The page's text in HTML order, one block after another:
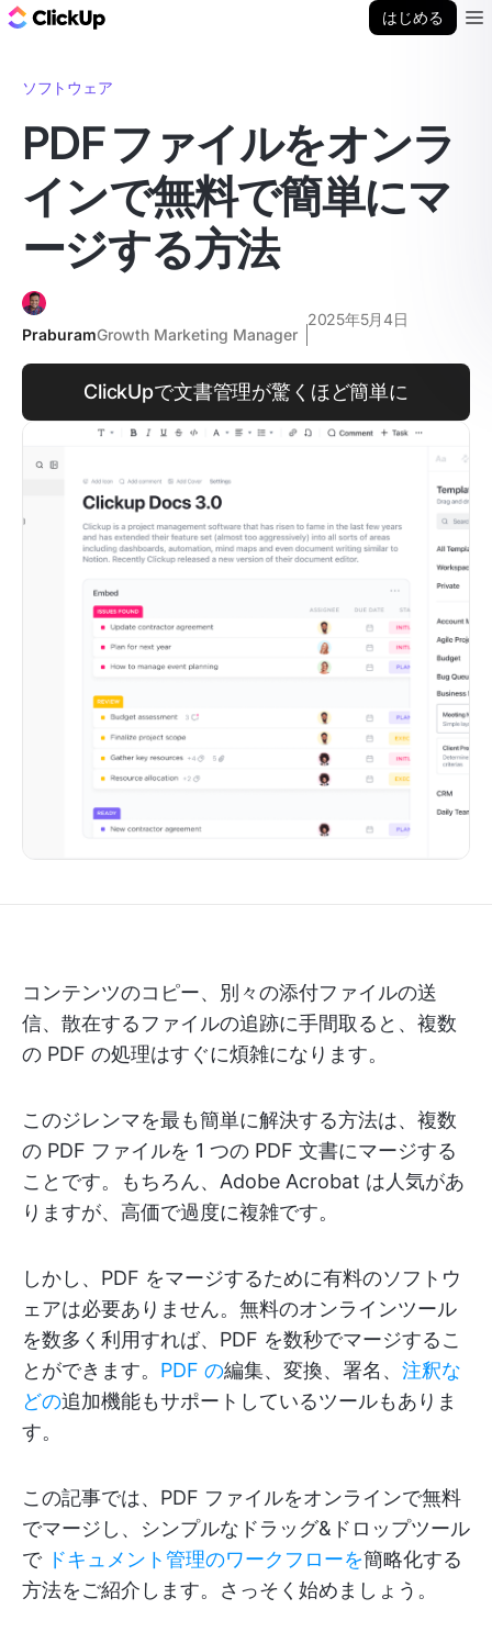
はじめる
ソフトウェア
PDF ファイルをオンラ
インで無料で簡単にマ
ージする方法
PraburamGrowth Marketing Manager
2025年5月4日
ClickUpで文書管理が驚くほど簡単に
コンテンツのコピー、別々の添付ファイルの送
信、散在するファイルの追跡に手間取ると、複数
の PDF の処理はすぐに煩雑になります。
このジレンマを最も簡単に解決する方法は、複数
の PDF ファイルを 1 つの PDF 文書にマージする
ことです。もちろん、Adobe Acrobat は人気があ
りますが、高価で過度に複雑です。
しかし、PDF をマージするために有料のソフトウ
ェアは必要ありません。無料のオンラインツール
を数多く利用すれば、PDF を数秒でマージするこ
とができます。 PDF の編集、変換、署名、 注釈な
どの追加機能もサポートしているツールもありま
す。
この記事では、PDF ファイルをオンラインで無料
でマージし、シンプルなドラッグ&ドロップツール
でドキュメント管理のワークフローを簡略化する
方法をご紹介します。さっそく始めましょう。